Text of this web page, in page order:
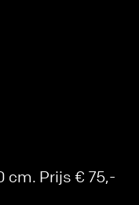
cm. Prijs € 75,-